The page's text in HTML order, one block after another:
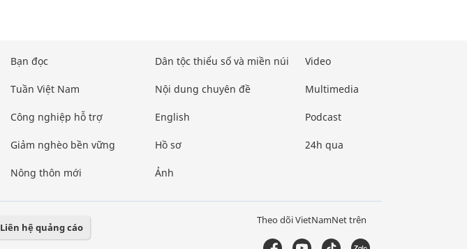
Bạn đọc
Tuần Việt Nam
Công nghiệp hỗ trợ
Giảm nghèo bền vững
Nông thôn mới
Dân tộc thiểu số và miền núi
Nội dung chuyên đề
English
Hồ sơ
Ảnh
Video
Multimedia
Podcast
24h qua
Liên hệ quảng cáo
Theo dõi VietNamNet trên